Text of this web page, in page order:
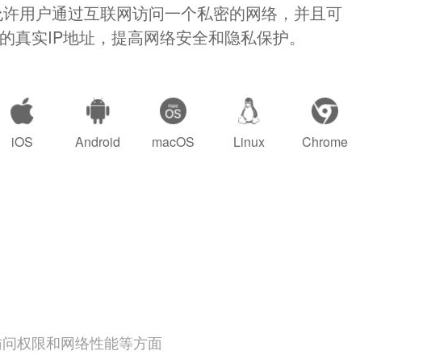
用户通过互联网访问一个私密的网络，并且可
真实IP地址，提高网络安全和隐私保护。
iOS Android macOS Linux Chrome
权限和网络性能等方面